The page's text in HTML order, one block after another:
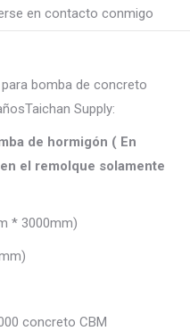
en contacto conmigo
bomba de concreto
Supply:
de hormigón ( En
el remolque solamente
* 3000mm)
concreto CBM